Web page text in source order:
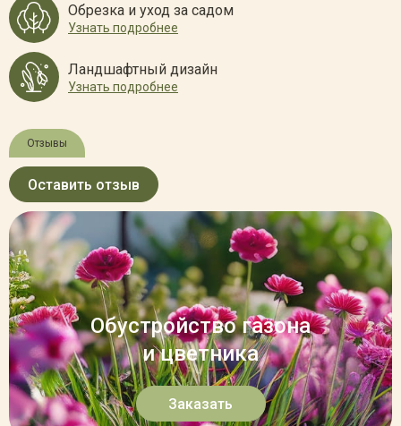
Обрезка и уход за садом
Узнать подробнее
Ландшафтный дизайн
Узнать подробнее
Отзывы
Оставить отзыв
Обустройство газона
и цветника
Заказать